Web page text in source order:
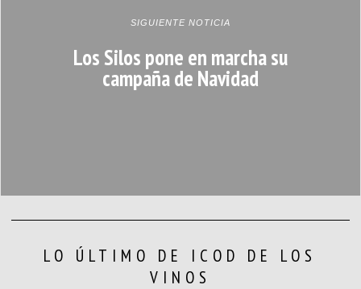
SIGUIENTE NOTICIA
Los Silos pone en marcha su
campaña de Navidad
LO ÚLTIMO DE ICOD DE LOS
VINOS